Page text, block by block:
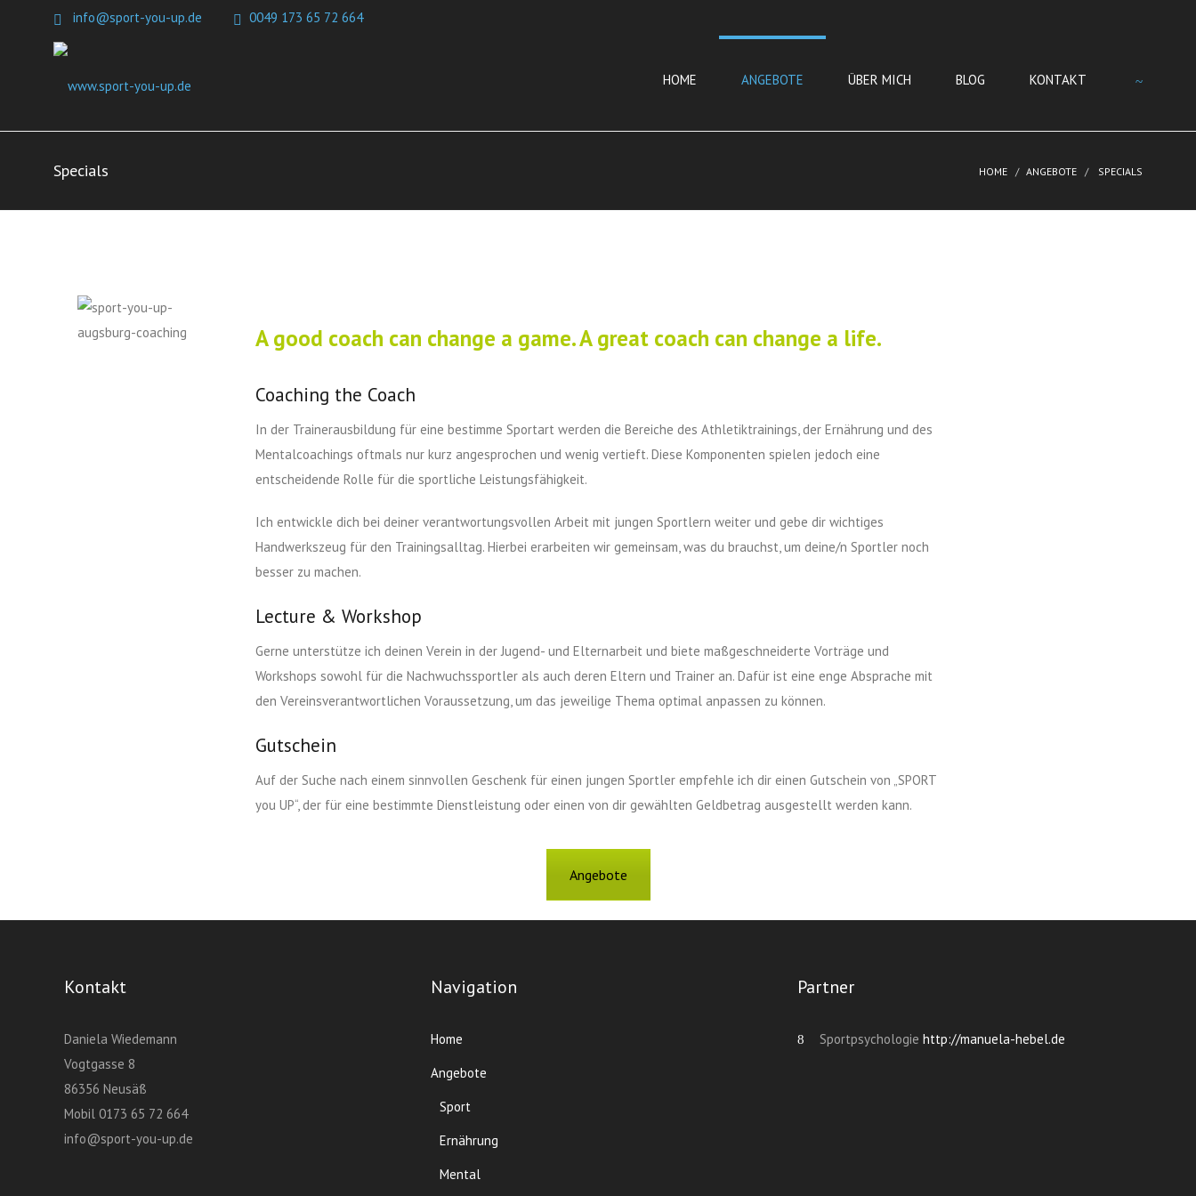
info@sport-you-up.de 0049 173 65 72 664
HOME ANGEBOTE ÜBER MICH BLOG KONTAKT
Specials HOME ANGEBOTE SPECIALS
A good coach can change a game. A great coach can change a life.
Coaching the Coach
In der Trainerausbildung für eine bestimme Sportart werden die Bereiche des Athletiktrainings, der Ernährung und des
Mentalcoachings oftmals nur kurz angesprochen und wenig vertieft. Diese Komponenten spielen jedoch eine
entscheidende Rolle für die sportliche Leistungsfähigkeit.
Ich entwickle dich bei deiner verantwortungsvollen Arbeit mit jungen Sportlern weiter und gebe dir wichtiges
Handwerkszeug für den Trainingsalltag. Hierbei erarbeiten wir gemeinsam, was du brauchst, um deine/n Sportler noch
besser zu machen.
Lecture & Workshop
Gerne unterstütze ich deinen Verein in der Jugend- und Elternarbeit und biete maßgeschneiderte Vorträge und
Workshops sowohl für die Nachwuchssportler als auch deren Eltern und Trainer an. Dafür ist eine enge Absprache mit
den Vereinsverantwortlichen Voraussetzung, um das jeweilige Thema optimal anpassen zu können.
Gutschein
Auf der Suche nach einem sinnvollen Geschenk für einen jungen Sportler empfehle ich dir einen Gutschein von „SPORT
you UP“, der für eine bestimmte Dienstleistung oder einen von dir gewählten Geldbetrag ausgestellt werden kann.
Angebote
Kontakt
Daniela Wiedemann
Vogtgasse 8
86356 Neusäß
Mobil 0173 65 72 664
info@sport-you-up.de
Navigation
Home
Angebote
Sport
Ernährung
Mental
Partner
Sportpsychologie http://manuela-hebel.de